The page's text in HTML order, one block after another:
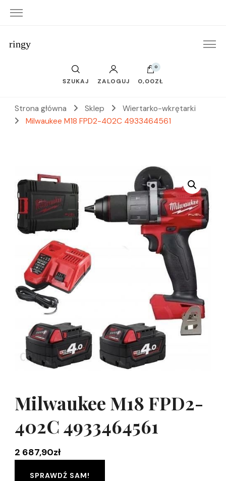
ringy
SZUKAJ ZALOGUJ
0
0,00ZŁ
Strona główna Sklep
Wiertarko-wkrętarki
Milwaukee M18 FPD2-402C 4933464561
Milwaukee M18 FPD2-
402C 4933464561
2 687,90zł
SPRAWDŹ SAM!